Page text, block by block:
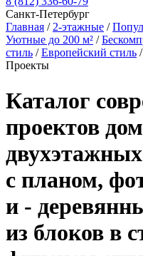
Санкт-Петербург
Главная / 2-этажные /
Уютные до 200 м² /
стиль /Европейский стиль /
Проекты
Каталог
проектов
с планом,
и -
из блоков в